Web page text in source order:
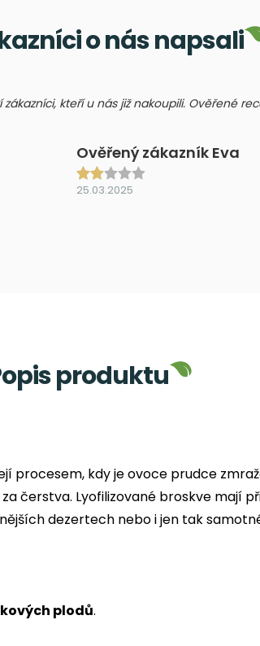
o nás napsali
kteří u nás již nakoupili. Ověřené
Ověřený zákazník Eva
25.03.2025
produktu
kdy je ovoce prudce
čerstva. Lyofilizované broskve mají
dezertech nebo i jen tak
plodů.